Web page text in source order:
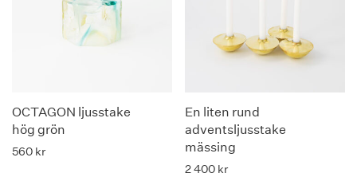
OCTAGON ljusstake
hög grön
560 kr
En liten rund
adventsljusstake
mässing
2 400 kr